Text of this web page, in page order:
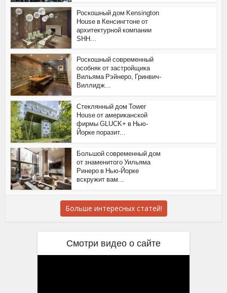
Роскошный дом Kensington
House в Кенсингтоне от
архитектурной компании
SHH...
Роскошный современный
особняк от застройщика
Вильяма Рэйнеро, Гринвич-
Виллидж...
Стеклянный дом Tower
House от американской
фирмы GLUCK+ в Нью-
Йорке поразит...
Большой современный дом
от знаменитого Уильяма
Ринеро в Нью-Йорке
вскружит вам...
Больше интересных статей!
Смотри видео о сайте